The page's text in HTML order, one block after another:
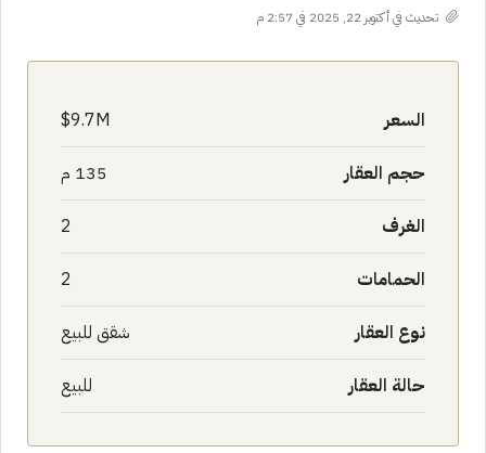
تحديث في أكتوبر 22, 2025 في 2:57 م
السعر 9.7M$
حجم العقار
الغرف 2
الحمامات 2
نوع العقار شقق للبيع
حالة العقار للبيع